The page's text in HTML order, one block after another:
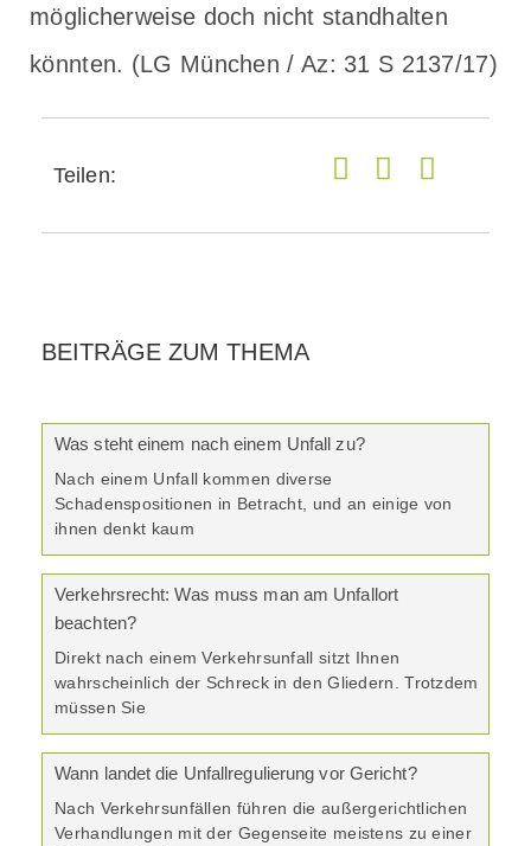
möglicherweise doch nicht standhalten
könnten. (LG München / Az: 31 S 2137/17)
Teilen:
BEITRÄGE ZUM THEMA
Was steht einem nach einem Unfall zu?
Nach einem Unfall kommen diverse
Schadenspositionen in Betracht, und an einige von
ihnen denkt kaum
Verkehrsrecht: Was muss man am Unfallort
beachten?
Direkt nach einem Verkehrsunfall sitzt Ihnen
wahrscheinlich der Schreck in den Gliedern. Trotzdem
müssen Sie
Wann landet die Unfallregulierung vor Gericht?
Nach Verkehrsunfällen führen die außergerichtlichen
Verhandlungen mit der Gegenseite meistens zu einer